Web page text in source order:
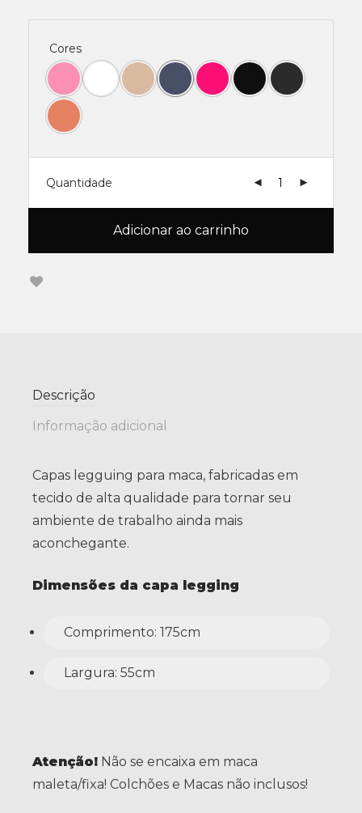
Cores
Quantidade
Adicionar ao carrinho
Descrição
Informação adicional
Capas legguing para maca, fabricadas em
tecido de alta qualidade para tornar seu
ambiente de trabalho ainda mais
aconchegante.
Dimensões da capa legging
Comprimento: 175cm
Largura: 55cm
Atenção! Não se encaixa em maca
maleta/fixa! Colchões e Macas não inclusos!